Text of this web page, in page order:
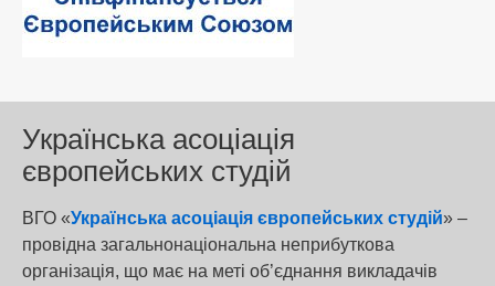
Українська асоціація
європейських студій
ВГО «Українська асоціація європейських студій» –
провідна загальнонаціональна неприбуткова
організація, що має на меті об’єднання викладачів